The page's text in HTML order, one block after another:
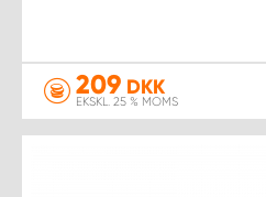
209 DKK
EKSKL. 25 % MOMS